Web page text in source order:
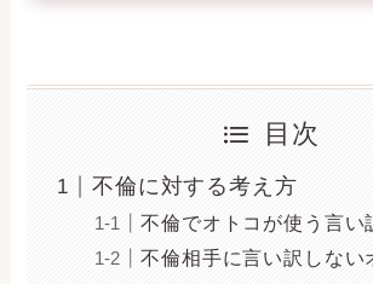
目次
不倫に対する考え方
不倫でオトコが使う言い
不倫相手に言い訳しない